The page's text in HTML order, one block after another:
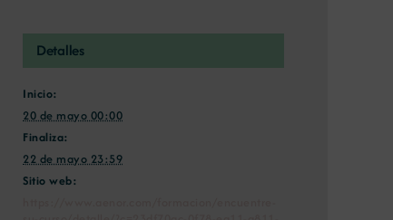
Detalles
Inicio:
20 de mayo 00:00
Finaliza:
22 de mayo 23:59
Sitio web: